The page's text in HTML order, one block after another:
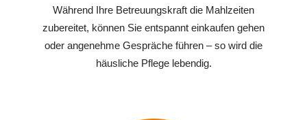
Während Ihre Betreuungskraft die Mahlzeiten
zubereitet, können Sie entspannt einkaufen gehen
oder angenehme Gespräche führen – so wird die
häusliche Pflege lebendig.